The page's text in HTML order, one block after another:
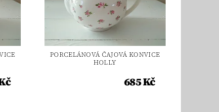
PORCELÁNOVÁ ČAJOVÁ KONVICE
HOLLY
685 Kč